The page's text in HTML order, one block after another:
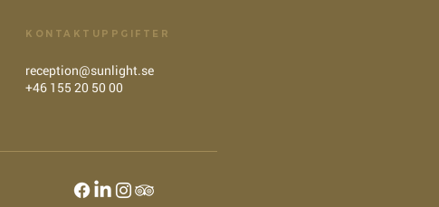
KONTAKTUPPGIFTER
reception@sunlight.se
+46 155 20 50 00